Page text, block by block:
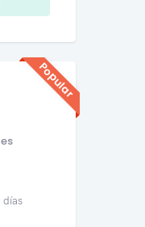
Popular
días